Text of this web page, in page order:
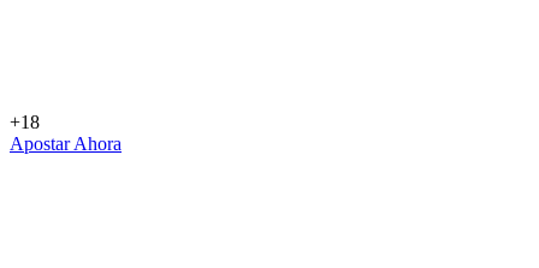
+18
Apostar Ahora